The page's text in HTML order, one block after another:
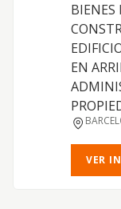
BIENES
EN
VER